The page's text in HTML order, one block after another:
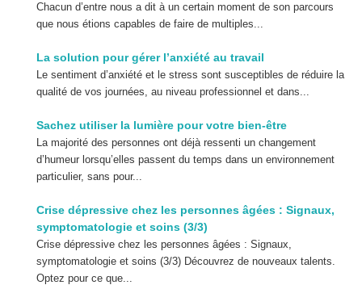
Chacun d’entre nous a dit à un certain moment de son parcours
que nous étions capables de faire de multiples...
La solution pour gérer l’anxiété au travail
Le sentiment d’anxiété et le stress sont susceptibles de réduire la
qualité de vos journées, au niveau professionnel et dans...
Sachez utiliser la lumière pour votre bien-être
La majorité des personnes ont déjà ressenti un changement
d’humeur lorsqu’elles passent du temps dans un environnement
particulier, sans pour...
Crise dépressive chez les personnes âgées : Signaux,
symptomatologie et soins (3/3)
Crise dépressive chez les personnes âgées : Signaux,
symptomatologie et soins (3/3) Découvrez de nouveaux talents.
Optez pour ce que...